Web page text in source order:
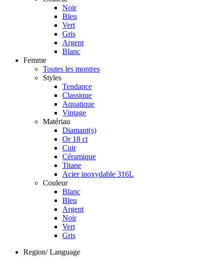
Noir
Bleu
Vert
Gris
Argent
Blanc
Femme
Toutes les montres
Styles
Tendance
Classique
Aquatique
Vintage
Matériau
Diamant(s)
Or 18 ct
Cuir
Céramique
Titane
Acier inoxydable 316L
Couleur
Blanc
Bleu
Argent
Noir
Vert
Gris
Region/ Language